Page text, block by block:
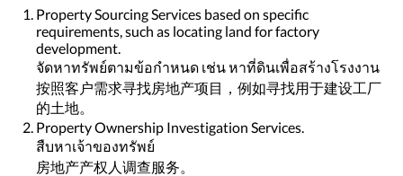
Property Sourcing Services based on specific
requirements, such as locating land for factory
development.
จัดหาทรัพย์ตามข้อกำหนด เช่น หาที่ดินเพื่อสร้างโรงงาน
按照客户需求寻找房地产项目，例如寻找用于建设工厂
的土地。
Property Ownership Investigation Services.
สืบหาเจ้าของทรัพย์
房地产产权人调查服务。